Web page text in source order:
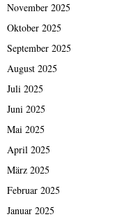
November 2025
Oktober 2025
September 2025
August 2025
Juli 2025
Juni 2025
Mai 2025
April 2025
März 2025
Februar 2025
Januar 2025